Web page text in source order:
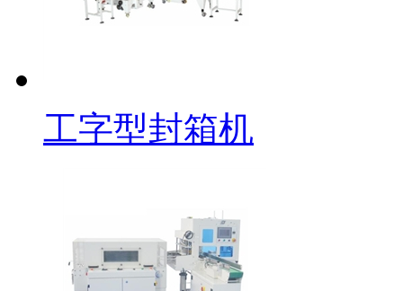
工字型封箱机